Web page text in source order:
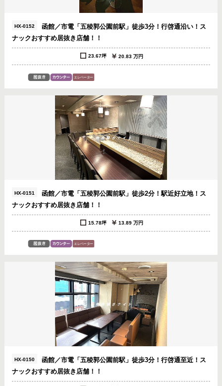
HX-0152
函館／市電「五稜郭公園前駅」徒歩3分！行啓通沿い！ス
ナックおすすめ居抜き店舗！！
23.67坪 20.83 万円
HX-0151
函館／市電「五稜郭公園前駅」徒歩2分！駅近好立地！ス
ナックおすすめ居抜き店舗！！
15.78坪 13.89 万円
HX-0150
函館／市電「五稜郭公園前駅」徒歩3分！行啓通至近！ス
ナックおすすめ居抜き店舗！！